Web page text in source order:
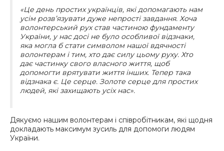
«Це день простих українців, які допомагають нам
усім розв’язувати дуже непрості завдання. Хоча
волонтерський рух став частиною фундаменту
України, у нас досі не було особливої відзнаки,
яка могла б стати символом нашої вдячності
волонтерам і тим, хто дає силу цьому руху. Хто
дає частинку свого власного життя, щоб
допомогти врятувати життя інших. Тепер така
відзнака є. Це серце. Золоте серце для простих
людей, які захищають усіх нас».
Дякуємо нашим волонтерам і співробітникам, які щодня
докладають максимум зусиль для допомоги людям
України.